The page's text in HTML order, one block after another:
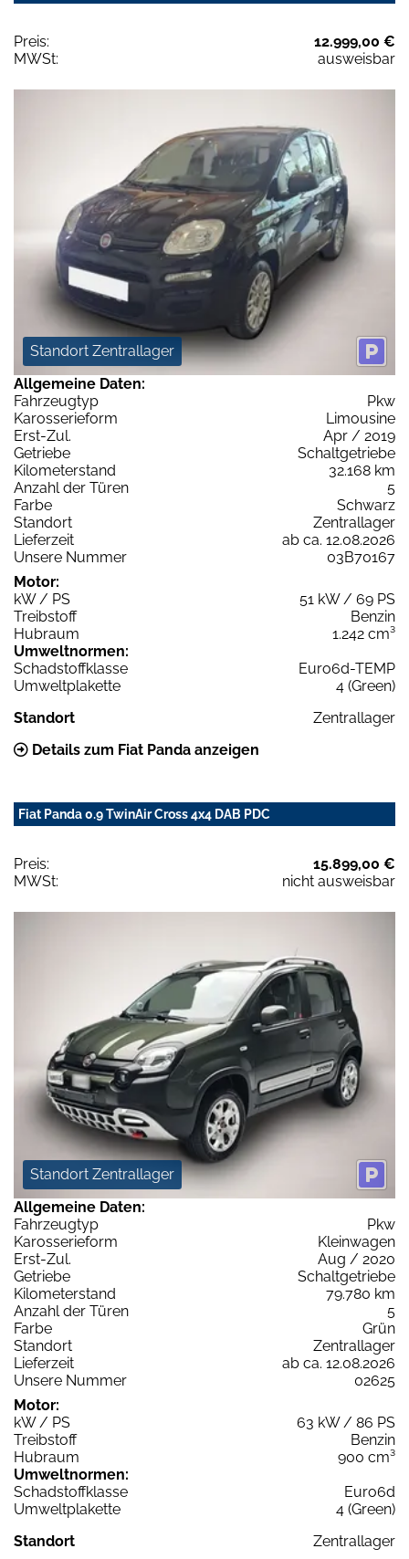
Preis:
12.999,00 €
MWSt:
ausweisbar
Standort Zentrallager
Allgemeine Daten:
Fahrzeugtyp
Pkw
Karosserieform
Limousine
Erst-Zul.
Apr / 2019
Getriebe
Schaltgetriebe
Kilometerstand
32.168 km
Anzahl der Türen
5
Farbe
Schwarz
Standort
Zentrallager
Lieferzeit
ab ca. 12.08.2026
Unsere Nummer
03B70167
Motor:
kW / PS
51 kW / 69 PS
Treibstoff
Benzin
Hubraum
1.242 cm³
Umweltnormen:
Schadstoffklasse
Euro6d-TEMP
Umweltplakette
4 (Green)
Standort
Zentrallager
Details zum Fiat Panda anzeigen
Fiat Panda 0.9 TwinAir Cross 4x4 DAB PDC
Preis:
15.899,00 €
MWSt:
nicht ausweisbar
Standort Zentrallager
Allgemeine Daten:
Fahrzeugtyp
Pkw
Karosserieform
Kleinwagen
Erst-Zul.
Aug / 2020
Getriebe
Schaltgetriebe
Kilometerstand
79.780 km
Anzahl der Türen
5
Farbe
Grün
Standort
Zentrallager
Lieferzeit
ab ca. 12.08.2026
Unsere Nummer
02625
Motor:
kW / PS
63 kW / 86 PS
Treibstoff
Benzin
Hubraum
900 cm³
Umweltnormen:
Schadstoffklasse
Euro6d
Umweltplakette
4 (Green)
Standort
Zentrallager